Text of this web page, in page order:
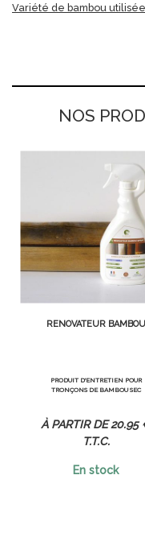
Variété de bambou utilisée
NOS
RÉNOVATEUR BAMBOU
PRODUIT D'ENTRETIEN POUR
TRONÇONS DE BAMBOU SEC
20.95
T.T.C.
En stock